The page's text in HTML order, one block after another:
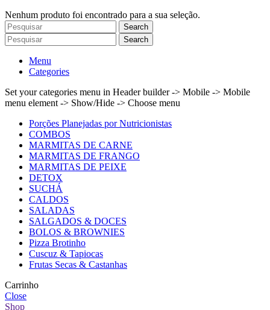
Nenhum produto foi encontrado para a sua seleção.
Search
Search
Menu
Categories
Set your categories menu in Header builder -> Mobile -> Mobile
menu element -> Show/Hide -> Choose menu
Porções Planejadas por Nutricionistas
COMBOS
MARMITAS DE CARNE
MARMITAS DE FRANGO
MARMITAS DE PEIXE
DETOX
SUCHÁ
CALDOS
SALADAS
SALGADOS & DOCES
BOLOS & BROWNIES
Pizza Brotinho
Cuscuz & Tapiocas
Frutas Secas & Castanhas
Carrinho
Close
Shop